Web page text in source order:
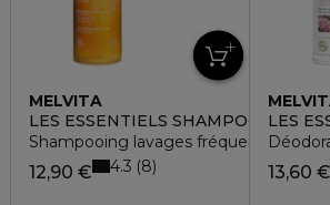
MELVITA
LES ESSENTIELS SHAMPOOING
Shampooing lavages fréquents - tous
12,90 € 4.3 8
LES
13,60 €